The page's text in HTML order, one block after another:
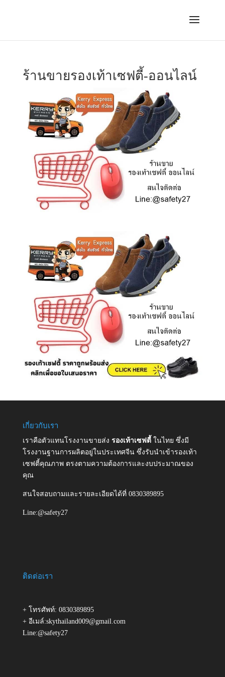
ร้านขายรองเท้าเซฟตี้-ออนไลน์
เกี่ยวกับเรา
เราคือตัวแทนโรงงานขายส่ง รองเท้าเซฟตี้ ในไทย ซึ่งมี
โรงงานฐานการผลิตอยู่ในประเทศจีน ซึ่งรับนำเข้ารองเท้า
เซฟตี้คุณภาพ ตรงตามความต้องการและงบประมาณของ
คุณ
สนใจสอบถามและรายละเอียดได้ที่ 0830389895
Line:@safety27
ติดต่อเรา
+ โทรศัพท์: 0830389895
+ อีเมล์:skythailand009@gmail.com
Line:@safety27